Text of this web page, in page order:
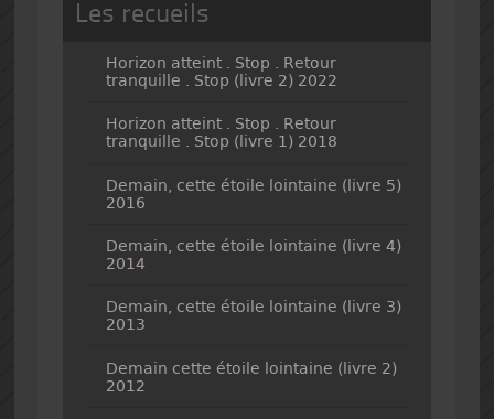
Les recueils
Horizon atteint . Stop . Retour
tranquille . Stop (livre 2) 2022
Horizon atteint . Stop . Retour
tranquille . Stop (livre 1) 2018
Demain, cette étoile lointaine (livre 5)
2016
Demain, cette étoile lointaine (livre 4)
2014
Demain, cette étoile lointaine (livre 3)
2013
Demain cette étoile lointaine (livre 2)
2012